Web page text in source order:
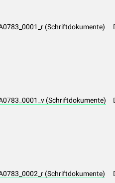
(Schriftdokumente)
(Schriftdokumente)
(Schriftdokumente)